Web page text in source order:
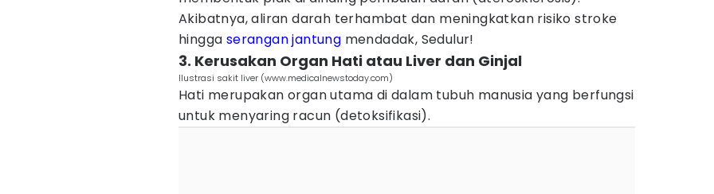
Akibatnya, aliran darah terhambat dan meningkatkan risiko stroke
hingga serangan jantung mendadak, Sedulur!
3. Kerusakan Organ Hati atau Liver dan Ginjal
Ilustrasi sakit liver (www.medicalnewstoday.com)
Hati merupakan organ utama di dalam tubuh manusia yang berfungsi
untuk menyaring racun (detoksifikasi).